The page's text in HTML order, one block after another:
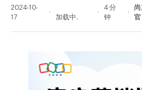
2024-10-
17
量
4 分
钟
官